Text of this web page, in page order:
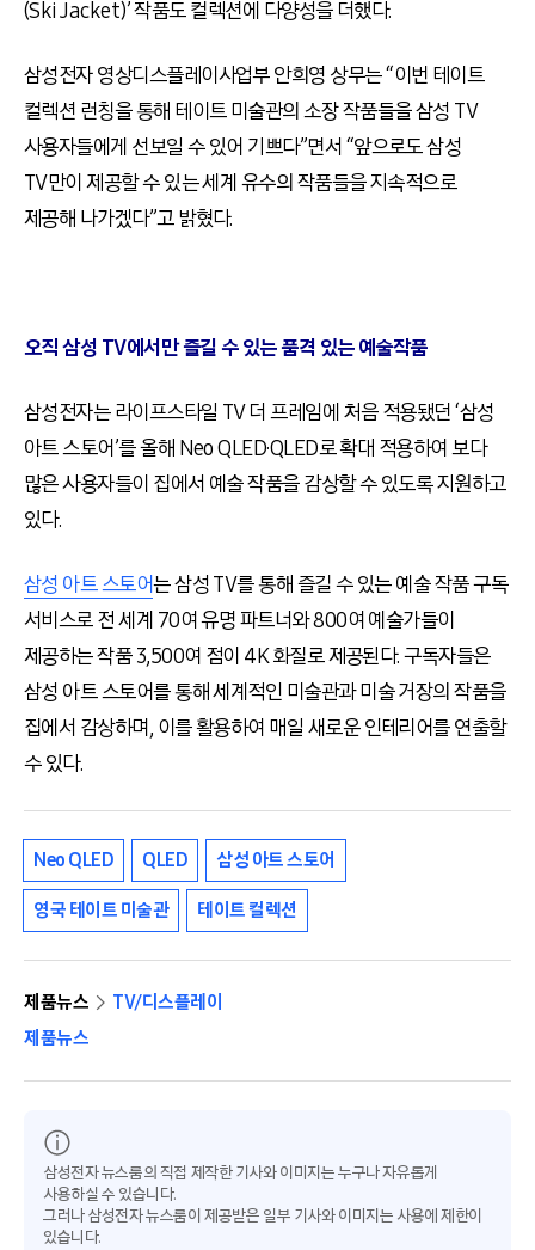
(Ski Jacket)’ 작품도 컬렉션에 다양성을 더했다.
삼성전자 영상디스플레이사업부 안희영 상무는 “이번 테이트
컬렉션 런칭을 통해 테이트 미술관의 소장 작품들을 삼성 TV
사용자들에게 선보일 수 있어 기쁘다”면서 “앞으로도 삼성
TV만이 제공할 수 있는 세계 유수의 작품들을 지속적으로
제공해 나가겠다”고 밝혔다.
오직 삼성 TV에서만 즐길 수 있는 품격 있는 예술작품
삼성전자는 라이프스타일 TV 더 프레임에 처음 적용됐던 ‘삼성
아트 스토어’를 올해 Neo QLED·QLED로 확대 적용하여 보다
많은 사용자들이 집에서 예술 작품을 감상할 수 있도록 지원하고
있다.
삼성 아트 스토어는 삼성 TV를 통해 즐길 수 있는 예술 작품 구독
서비스로 전 세계 70여 유명 파트너와 800여 예술가들이
제공하는 작품 3,500여 점이 4K 화질로 제공된다. 구독자들은
삼성 아트 스토어를 통해 세계적인 미술관과 미술 거장의 작품을
집에서 감상하며, 이를 활용하여 매일 새로운 인테리어를 연출할
수 있다.
Neo QLED QLED 삼성 아트 스토어
영국 테이트 미술관 테이트 컬렉션
제품뉴스
TV/디스플레이
제품뉴스
삼성전자 뉴스룸의 직접 제작한 기사와 이미지는 누구나 자유롭게
사용하실 수 있습니다.
그러나 삼성전자 뉴스룸이 제공받은 일부 기사와 이미지는 사용에 제한이
있습니다.